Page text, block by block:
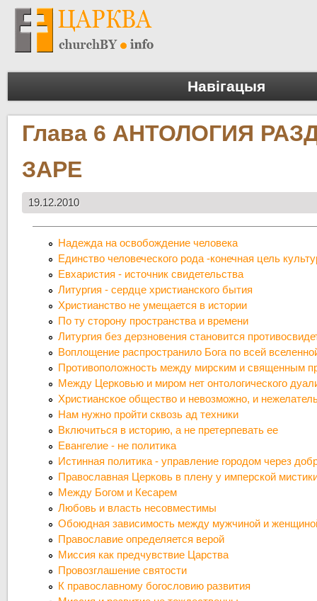
Навігацыя
Глава 6 АНТОЛОГИЯ
ЗАРЕ
19.12.2010
Надежда на освобождение человека
Единство человеческого рода -конечная цель
Евхаристия - источник свидетельства
Литургия - сердце христианского бытия
Христианство не умещается в истории
По ту сторону пространства и времени
Литургия без дерзновения становится
Воплощение распространило Бога по всей
Противоположность между мирским и священным
Между Церковью и миром нет онтологического
Христианское общество и невозможно, и
Нам нужно пройти сквозь ад техники
Включиться в историю, а не претерпевать ее
Евангелие - не политика
Истинная политика - управление городом через
Православная Церковь в плену у имперской
Между Богом и Кесарем
Любовь и власть несовместимы
Обоюдная зависимость между мужчиной и
Православие определяется верой
Миссия как предчувствие Царства
Провозглашение святости
К православному богословию развития